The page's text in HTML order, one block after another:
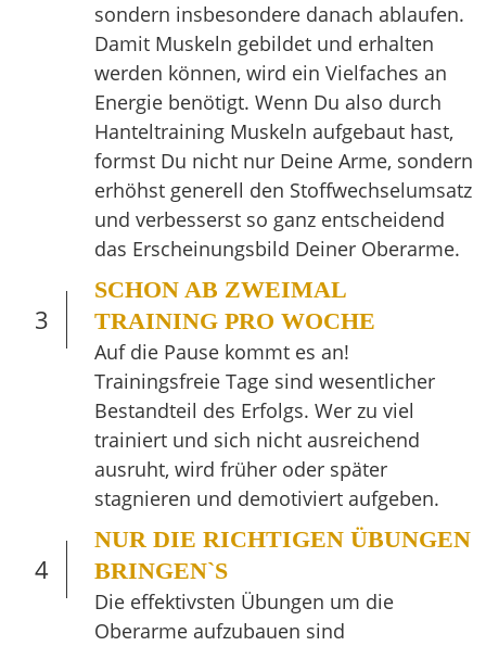
sondern insbesondere danach ablaufen.
Damit Muskeln gebildet und erhalten
werden können, wird ein Vielfaches an
Energie benötigt. Wenn Du also durch
Hanteltraining Muskeln aufgebaut hast,
formst Du nicht nur Deine Arme, sondern
erhöhst generell den Stoffwechselumsatz
und verbesserst so ganz entscheidend
das Erscheinungsbild Deiner Oberarme.
3
SCHON AB ZWEIMAL
TRAINING PRO WOCHE
Auf die Pause kommt es an!
Trainingsfreie Tage sind wesentlicher
Bestandteil des Erfolgs. Wer zu viel
trainiert und sich nicht ausreichend
ausruht, wird früher oder später
stagnieren und demotiviert aufgeben.
4
NUR DIE RICHTIGEN ÜBUNGEN
BRINGEN`S
Die effektivsten Übungen um die
Oberarme aufzubauen sind